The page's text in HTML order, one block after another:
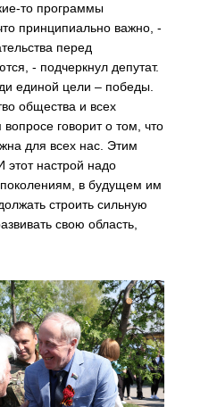
то программы
принципиально важно, -
перед
- подчеркнул депутат.
единой цели – победы.
общества и всех
говорит о том, что
для всех нас. Этим
этот настрой надо
в будущем им
строить сильную
свою область,